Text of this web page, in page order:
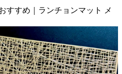
すすめ｜ランチョンマット メ